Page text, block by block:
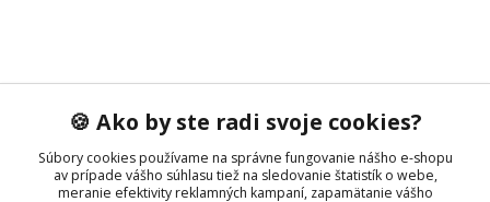
🍪 Ako by ste radi svoje cookies?
Súbory cookies používame na správne fungovanie nášho e-shopu
av prípade vášho súhlasu tiež na sledovanie štatistík o webe,
meranie efektivity reklamných kampaní, zapamätanie vášho